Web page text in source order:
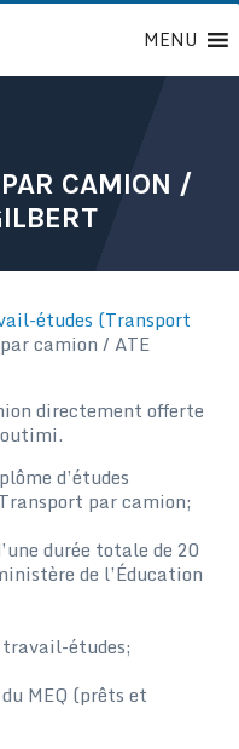
MENU
CAMION /
études (Transport
camion / ATE
directement offerte
d’études
par camion;
durée totale de 20
de l’Éducation
études;
MEQ (prêts et